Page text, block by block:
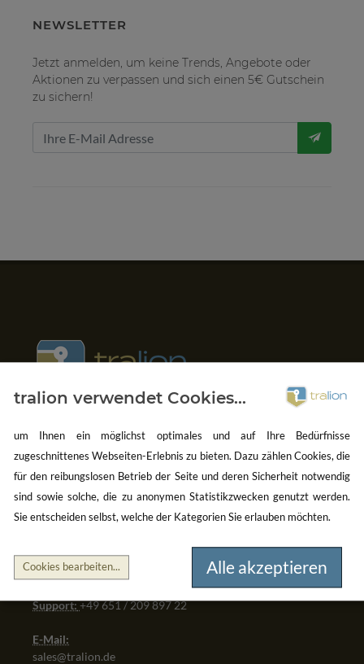
NEWSLETTER
Jetzt anmelden, um keine Trends, Angebote oder
Aktionen zu verpassen und sich einen 5€ Gutschein
zu sichern!
Gebrauchte Software kaufen
Aber sicher!
oemhandel24 UG (haftungsbeschränkt)
Klaus-Kordel-Straße 4
Support:+49 651 / 209 897 22
E-Mail:
sales@tralion.de
tralion verwendet Cookies...
um Ihnen ein möglichst optimales und auf Ihre Bedürfnisse
zugeschnittenes Webseiten-Erlebnis zu bieten. Dazu zählen Cookies, die
für den reibungslosen Betrieb der Seite und deren Sicherheit notwendig
sind sowie solche, die zu anonymen Statistikzwecken genutzt werden.
Sie entscheiden selbst, welche der Kategorien Sie erlauben möchten.
Cookies bearbeiten... Alle akzeptieren